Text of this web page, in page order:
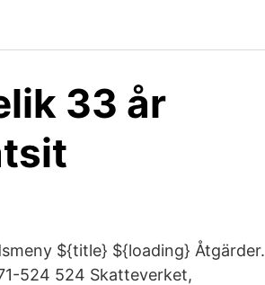
33 år
${title} ${loading} Åtgärder.
524 524 Skatteverket,